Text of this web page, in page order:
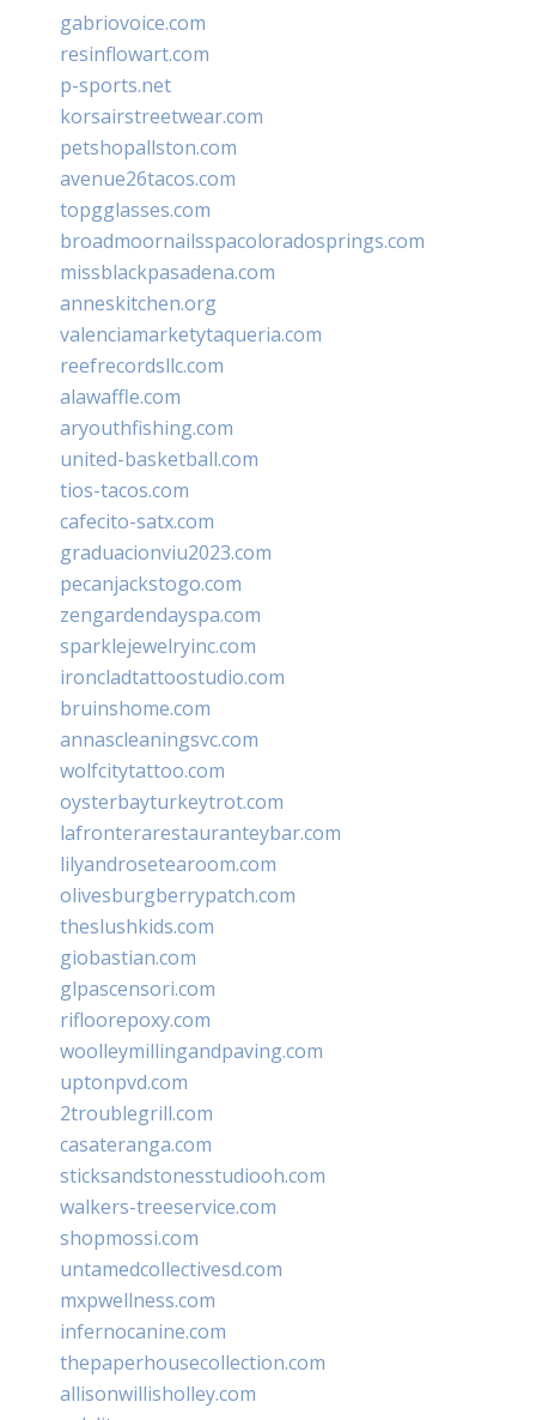
gabriovoice.com
resinflowart.com
p-sports.net
korsairstreetwear.com
petshopallston.com
avenue26tacos.com
topgglasses.com
broadmoornailsspacoloradosprings.com
missblackpasadena.com
anneskitchen.org
valenciamarketytaqueria.com
reefrecordsllc.com
alawaffle.com
aryouthfishing.com
united-basketball.com
tios-tacos.com
cafecito-satx.com
graduacionviu2023.com
pecanjackstogo.com
zengardendayspa.com
sparklejewelryinc.com
ironcladtattoostudio.com
bruinshome.com
annascleaningsvc.com
wolfcitytattoo.com
oysterbayturkeytrot.com
lafronterarestauranteybar.com
lilyandrosetearoom.com
olivesburgberrypatch.com
theslushkids.com
giobastian.com
glpascensori.com
rifloorepoxy.com
woolleymillingandpaving.com
uptonpvd.com
2troublegrill.com
casateranga.com
sticksandstonesstudiooh.com
walkers-treeservice.com
shopmossi.com
untamedcollectivesd.com
mxpwellness.com
infernocanine.com
thepaperhousecollection.com
allisonwillisholley.com